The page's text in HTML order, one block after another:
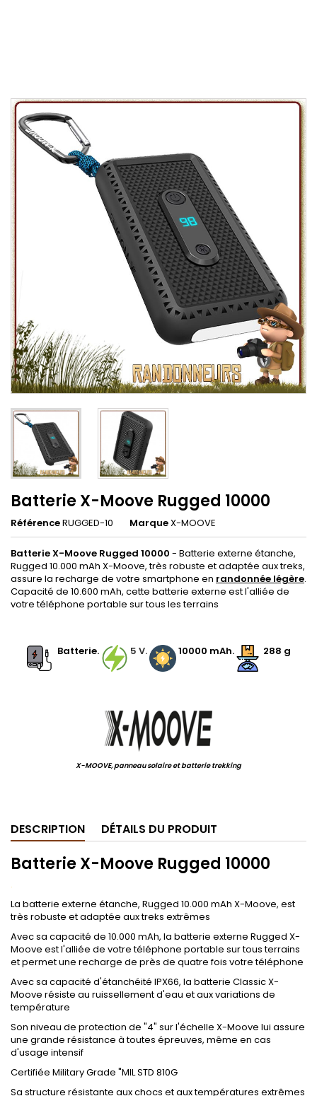
Batterie X-Moove Rugged 10000
RéférenceRUGGED-10 MarqueX-MOOVE
Batterie X-Moove Rugged 10000 - Batterie externe étanche,
Rugged 10.000 mAh X-Moove, très robuste et adaptée aux treks,
assure la recharge de votre smartphone en randonnée légère.
Capacité de 10.600 mAh, cette batterie externe est l'alliée de
votre téléphone portable sur tous les terrains
Batterie. 5 V. 10000 mAh. 288 g
X-MOOVE, panneau solaire et batterie trekking
DESCRIPTION DÉTAILS DU PRODUIT
Batterie X-Moove Rugged 10000
.
La batterie externe étanche, Rugged 10.000 mAh X-Moove, est
très robuste et adaptée aux treks extrêmes
Avec sa capacité de 10.000 mAh, la batterie externe Rugged X-
Moove est l'alliée de votre téléphone portable sur tous terrains
et permet une recharge de près de quatre fois votre téléphone
Avec sa capacité d'étanchéité IPX66, la batterie Classic X-
Moove résiste au ruissellement d'eau et aux variations de
température
Son niveau de protection de "4" sur l'échelle X-Moove lui assure
une grande résistance à toutes épreuves, même en cas
d'usage intensif
Certifiée Military Grade "MIL STD 810G
Sa structure résistante aux chocs et aux températures extrêmes